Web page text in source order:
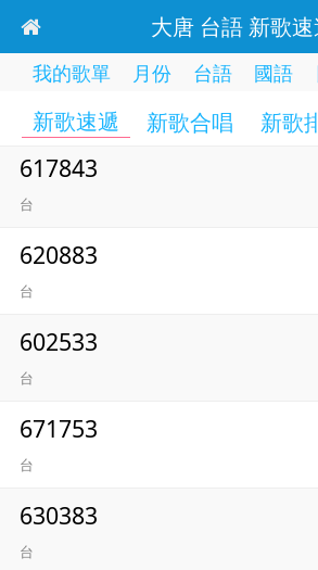
大唐 台語 新歌速
我的歌單 月份 台語 國語
新歌速遞 新歌合唱 新歌
617843
台
620883
台
602533
台
671753
台
630383
台